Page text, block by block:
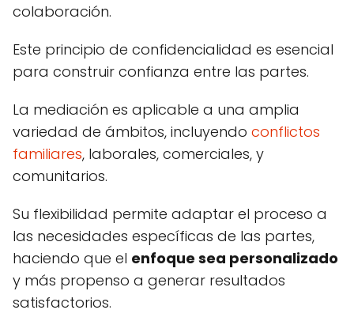
colaboración.
Este principio de confidencialidad es esencial
para construir confianza entre las partes.
La mediación es aplicable a una amplia
variedad de ámbitos, incluyendo conflictos
familiares, laborales, comerciales, y
comunitarios.
Su flexibilidad permite adaptar el proceso a
las necesidades específicas de las partes,
haciendo que el enfoque sea personalizado
y más propenso a generar resultados
satisfactorios.